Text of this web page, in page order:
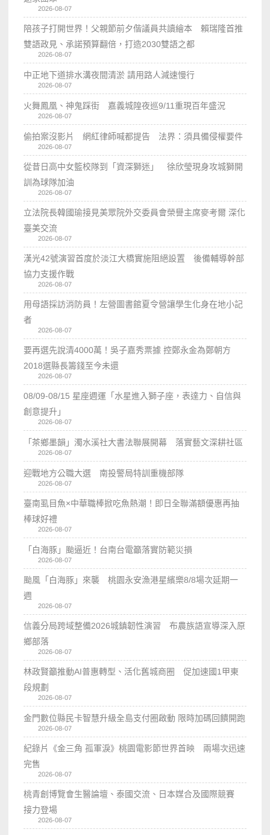
2026-08-07
陪孩子打開世界！父親節前夕偕議員共讀繪本 賴瑞隆首推
雙語政見、承諾預算翻倍，打造2030雙語之都
2026-08-07
中正地下道排水溝夜間清淤 請用路人減速慢行
2026-08-07
火舞鳳凰、神鬼踩街 嘉義城隍夜巡9/11重現百年盛況
2026-08-07
偷拍案沒影片 網紅律師喊都提告 法界：須具備侵權要件
2026-08-07
從昔日高中女籃校隊到「資深獅迷」 徐欣瑩現身攻城獅開
訓為球隊加油
2026-08-07
立法院長韓國瑜接見美眾院外交委員會榮譽主席麥考爾 深化
臺美交流
2026-08-07
漢光42號演習首度於淡江大橋實施阻絕設置 後備輔導幹部
協力支援作戰
2026-08-07
用母語採訪消防員！左營圖書館夏令營讓學生化身在地小記
者
2026-08-07
要再選先說清4000萬！吳子嘉秀票據 控鄭永金為鄭朝方
2018選縣長籌錢至今未還
2026-08-07
08/09-08/15 星座週運「水星進入獅子座，表達力、自信與
創意提升」
2026-08-07
「茶鄉墨韻」濁水溪社大書法聯展開幕 落實藝文深耕社區
2026-08-07
迎戰地方公職大選 南投警局特訓重機部隊
2026-08-07
臺南虱目魚×中華職棒掀吃魚熱潮！即日全聯滿額優惠再抽
棒球好禮
2026-08-07
「白海豚」颱逼近！台南台電籲落實防範災損
2026-08-07
颱風「白海豚」來襲 桃園永安漁港星繽樂8/8場次延期一
週
2026-08-07
信義分局跨域整備2026城鎮韌性演習 布農族語宣導深入原
鄉部落
2026-08-07
林政賢籲推動AI普惠轉型、活化舊城商圈 促加速國1甲東
段規劃
2026-08-07
金門數位縣民卡智慧升級全島支付圈啟動 限時加碼回饋開跑
2026-08-07
紀錄片《金三角 孤軍淚》桃園電影節世界首映 兩場次迅速
完售
2026-08-07
桃青創博覽會生醫論壇、泰國交流、日本媒合及國際競賽
接力登場
2026-08-07